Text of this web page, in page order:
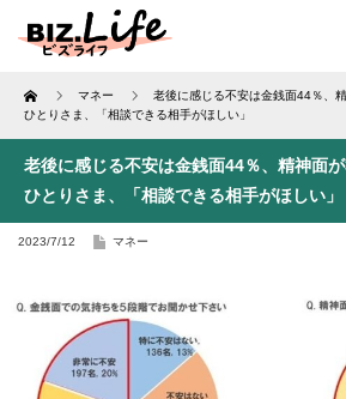
Home マネー
老後に感じる不安は金銭面44％、
ひとりさま、「相談できる相手がほしい」
老後に感じる不安は金銭面44％、精神面
ひとりさま、「相談できる相手がほしい」
2023/7/12 マネー